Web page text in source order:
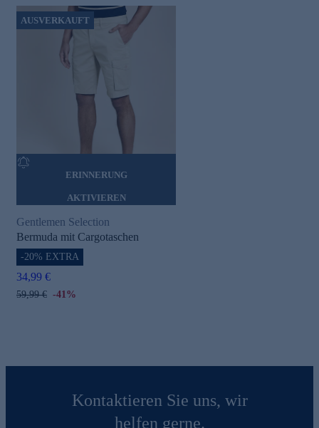
AUSVERKAUFT
ERINNERUNG
AKTIVIEREN
Gentlemen Selection
Bermuda mit Cargotaschen
-20% EXTRA
34,99 €
59,99 € -41%
Kontaktieren Sie uns, wir
helfen gerne.